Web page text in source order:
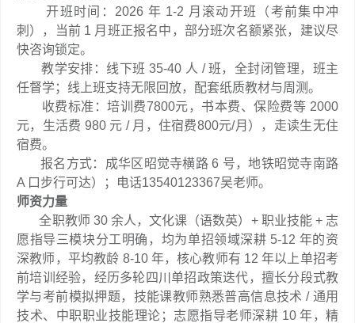
开班时间：2026 年 1-2 月滚动开班（考前集中冲
刺），当前 1 月班正报名中，部分班次名额紧张，建议尽
快咨询锁定。
教学安排：线下班 35-40 人 / 班，全封闭管理，班主
任督学；线上班支持无限回放，配套纸质教材与周测。
收费标准：培训费7800元，书本费、保险费等 2000
元，生活费 980 元 / 月，住宿费800元/月），走读生无住
宿费。
报名方式：成华区昭觉寺横路 6 号，地铁昭觉寺南路
A 口步行可达）；电话13540123367吴老师。
师资力量
全职教师 30 余人，文化课（语数英）+ 职业技能 + 志
愿指导三模块分工明确，均为单招领域深耕 5-12 年的资
深教师，平均教龄 8-10 年，核心教师有 12 年以上单招考
前培训经验，经历多轮四川单招政策迭代，擅长分段式教
学与考前模拟押题，技能课教师熟悉普高信息技术 / 通用
技术、中职职业技能理论；志愿指导老师深耕 10 年，精